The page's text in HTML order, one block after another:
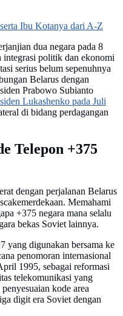
Ibu Kotanya dari A-Z
dua negara pada 8
integrasi politik dan ekonomi
serius belum sepenuhnya
Belarus dengan
Prabowo Subianto
Lukashenko pada Juli
di bidang perdagangan
Telepon +375
dengan perjalanan Belarus
Memahami
+375 negara mana selalu
bekas Soviet lainnya.
yang digunakan bersama ke
penomoran internasional
1995, sebagai reformasi
telekomunikasi yang
kode area
digit era Soviet dengan